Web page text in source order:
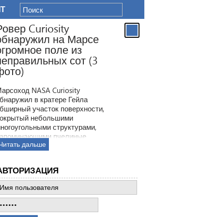
Curiosity
на Марсе
поле из
сот (3
NASA Curiosity
в кратере Гейла
участок поверхности,
небольшими
структурами,
пчелиные
Ранее ровер находил
все предыдущее такие
дальше